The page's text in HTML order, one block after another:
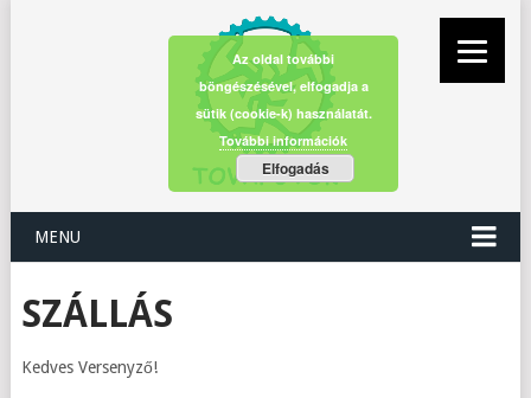
MENU
SZÁLLÁS
Kedves Versenyző!
Az oldal további
böngészésével, elfogadja a
sütik (cookie-k) használatát.
További információk
Elfogadás